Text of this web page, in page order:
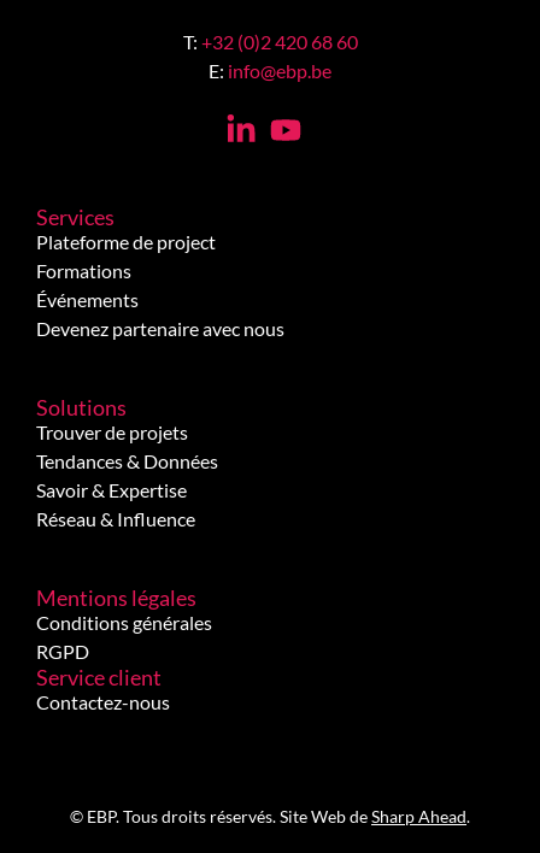
T: +32 (0)2 420 68 60
E: info@ebp.be
Services
Plateforme de project
Formations
Événements
Devenez partenaire avec nous
Solutions
Trouver de projets
Tendances & Données
Savoir & Expertise
Réseau & Influence
Mentions légales
Conditions générales
RGPD
Service client
Contactez-nous
© EBP. Tous droits réservés. Site Web deSharp Ahead.